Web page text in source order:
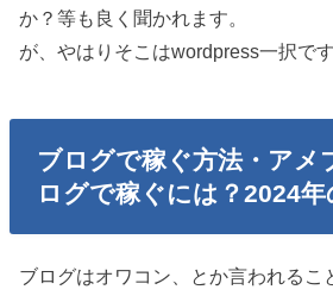
か？等も良く聞かれます。
が、やはりそこはwordpress一択です
ブログで稼ぐ方法・アメ
ログで稼ぐには？2024年
ブログはオワコン、とか言われるこ